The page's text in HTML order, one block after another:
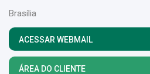
Brasília
ACESSAR WEBMAIL
ÁREA DO CLIENTE